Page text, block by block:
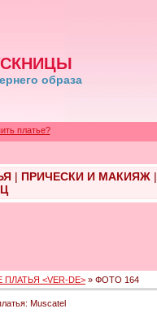
образа
платье?
| ПРИЧЕСКИ И МАКИЯЖ|
<VER-DE> » ФОТО 164
Muscatel